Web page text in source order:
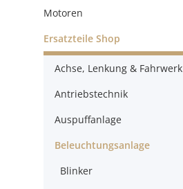
Motoren
Ersatzteile Shop
Achse, Lenkung & Fahrwerk
Antriebstechnik
Auspuffanlage
Beleuchtungsanlage
Blinker